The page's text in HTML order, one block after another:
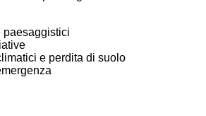
paesaggistici
e perdita di suolo